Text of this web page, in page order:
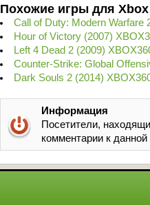
Похожие игры для Xbox
Call of Duty: Modern Warfare
Hour of Victory (2007)
Left 4 Dead 2 (2009)
Counter-Strike: Global
Dark Souls 2 (2014)
Информация
Посетители,
комментарии к